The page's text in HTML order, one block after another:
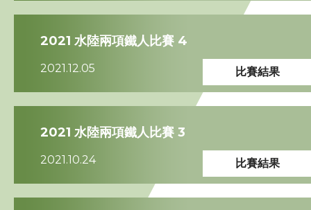
2021 水陸兩項鐵人比賽 4
2021.12.05 比賽結果
2021 水陸兩項鐵人比賽 3
2021.10.24 比賽結果